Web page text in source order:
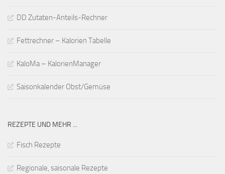
DD Zutaten-Anteils-Rechner
Fettrechner – Kalorien Tabelle
KaloMa – KalorienManager
Saisonkalender Obst/Gemüse
REZEPTE UND MEHR ...
Fisch Rezepte
Regionale, saisonale Rezepte